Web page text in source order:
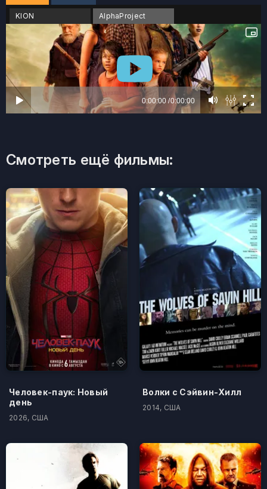
KION AlphaProject
Смотреть ещё фильмы:
Человек-паук: Новый
день
2026, США
Волки с Сэйвин-Хилл
2014, США